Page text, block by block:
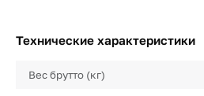
Технические характеристики
Вес брутто (кг)